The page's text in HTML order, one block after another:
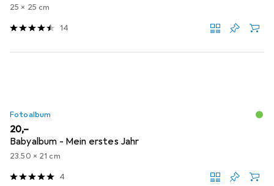
25 x 25 cm
14
Fotoalbum
EUR
20,–
Babyalbum - Mein erstes Jahr
23.50 x 21 cm
4